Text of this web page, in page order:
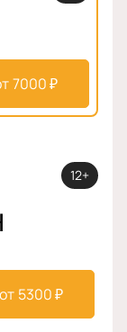
7000₽
12+
5300₽